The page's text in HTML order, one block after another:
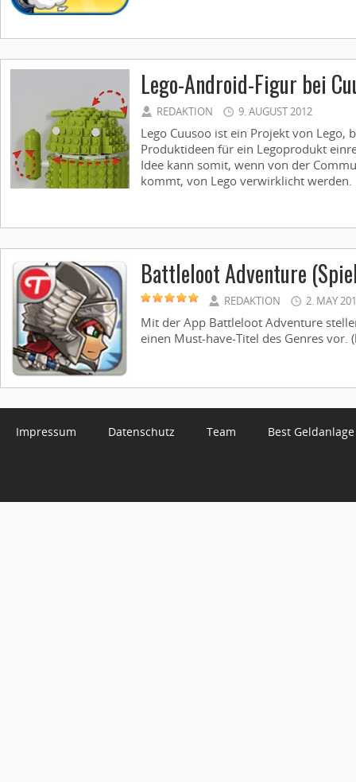
Lego-Android-Figur bei
REDAKTION 9. AUGUST 2012
Lego Cuusoo ist ein Projekt von Lego,
Produktideen für ein Legoprodukt
Idee kann somit, wenn von der
kommt, von Lego verwirklicht werden.
Battleloot Adventure
REDAKTION 2. MAY
Mit der App Battleloot Adventure
einen Must-have-Titel des Genres vor.
Impressum Datenschutz Team Best Geldanlage